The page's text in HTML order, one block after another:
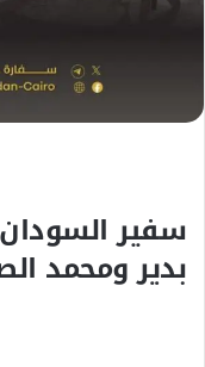
ن
ي
ا
سفير
بدير ومحمد